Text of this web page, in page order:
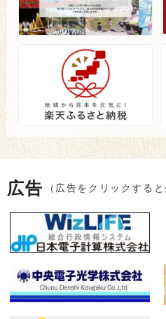
広告 （広告をクリックする